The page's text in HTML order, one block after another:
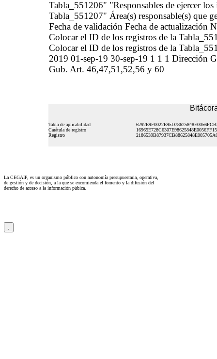
Tabla_551206" "Responsables de ejercer los
Tabla_551207" Área(s) responsable(s) que
Fecha de validación Fecha de actualización
Colocar el ID de los registros de la
Colocar el ID de los registros de la
2019 01-sep-19 30-sep-19 1 1 1 Dirección
Gub. Art. 46,47,51,52,56 y 60
Tabla de aplicabilidad
Carátula de registro
16965E728C6307E98625848E0056FF15
Registro
La CEGAIP, es un organismo público con autonomía presupuestaria, operativa,
de gestión y de decisión, a la que se encomienda el fomento y la difusión del
derecho de acceso a la información púbica.